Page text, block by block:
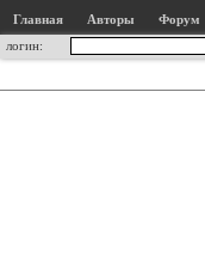
Главная Авторы
Форум
логин: